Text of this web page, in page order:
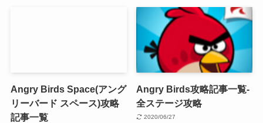
Angry Birds Space(アング
リーバード スペース)攻略
記事一覧
Angry Birds攻略記事一覧-
全ステージ攻略
2020/06/27